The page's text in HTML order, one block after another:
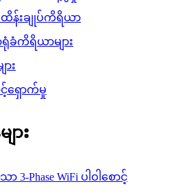
ထိန်းချုပ်ကိရိယာ
ခံကိရိယာများ
း
င့်ရှောက်မှု
ား